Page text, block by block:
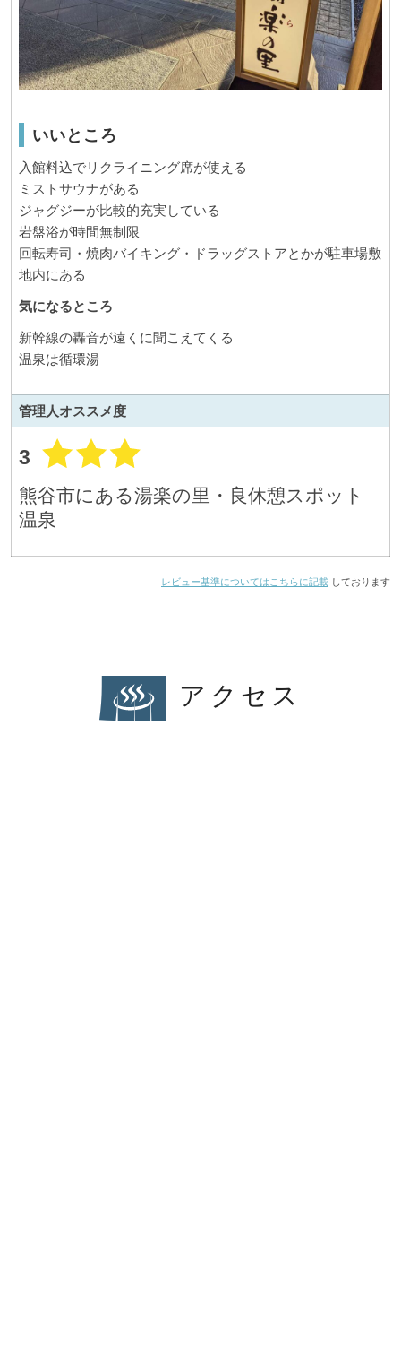
いいところ
入館料込でリクライニング席が使える
ミストサウナがある
ジャグジーが比較的充実している
岩盤浴が時間無制限
回転寿司・焼肉バイキング・ドラッグストアとかが駐車場敷
地内にある
気になるところ
新幹線の轟音が遠くに聞こえてくる
温泉は循環湯
管理人オススメ度
3
熊谷市にある湯楽の里・良休憩スポット
温泉
レビュー基準についてはこちらに記載 しております
アクセス